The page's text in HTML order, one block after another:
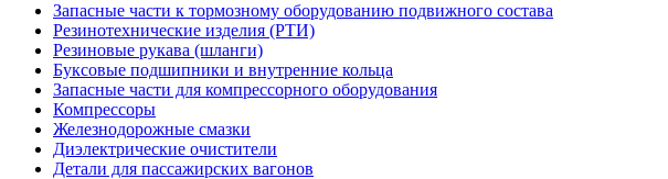
Запасные части к тормозному оборудованию подвижного состава
Резинотехнические изделия (РТИ)
Резиновые рукава (шланги)
Буксовые подшипники и внутренние кольца
Запасные части для компрессорного оборудования
Компрессоры
Железнодорожные смазки
Диэлектрические очистители
Детали для пассажирских вагонов